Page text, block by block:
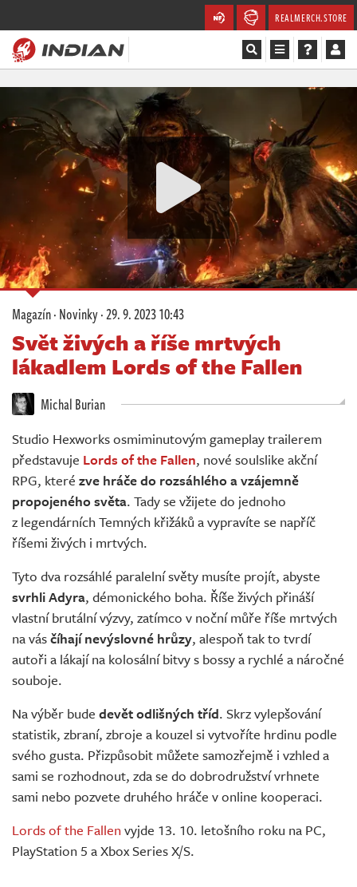
REALMERCH.STORE
Recenze
Databáze
Komunita
Redakce
Živě
Magazín·Novinky·29. 9. 2023 10:43
Svět živých a říše mrtvých
lákadlem Lords of the Fallen
Michal Burian
Studio Hexworks osmiminutovým gameplay trailerem
představuje Lords of the Fallen, nové soulslike akční
RPG, které zve hráče do rozsáhlého a vzájemně
propojeného světa. Tady se vžijete do jednoho
z legendárních Temných křižáků a vypravíte se napříč
říšemi živých i mrtvých.
Tyto dva rozsáhlé paralelní světy musíte projít, abyste
svrhli Adyra, démonického boha. Říše živých přináší
vlastní brutální výzvy, zatímco v noční můře říše mrtvých
na vásčíhají nevýslovné hrůzy, alespoň tak to tvrdí
autoři a lákají na kolosální bitvy s bossy a rychlé a náročné
souboje.
Na výběr bude devět odlišných tříd. Skrz vylepšování
statistik, zbraní, zbroje a kouzel si vytvoříte hrdinu podle
svého gusta. Přizpůsobit můžete samozřejmě i vzhled a
sami se rozhodnout, zda se do dobrodružství vrhnete
sami nebo pozvete druhého hráče v online kooperaci.
Lords of the Fallen vyjde 13. 10. letošního roku na PC,
PlayStation 5 a Xbox Series X/S.